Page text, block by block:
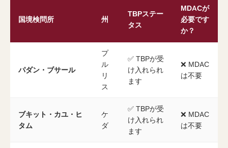
国境検問所 州
TBPステー
タス
MDACが
必要です
か？
パダン・ブサール
プ
ル
リ
ス
✅ TBPが受
け入れられ
ます
❌ MDAC
は不要
ブキット・カユ・ヒ
タム
ケ
ダ
✅ TBPが受
け入れられ
ます
❌ MDAC
は不要